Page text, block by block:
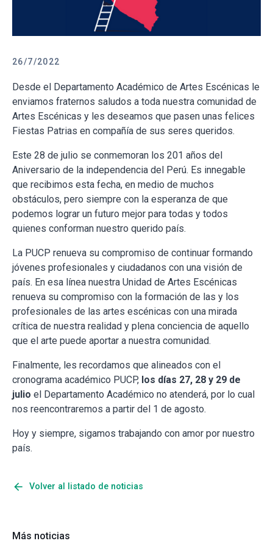
26/7/2022
Desde el Departamento Académico de Artes Escénicas le
enviamos fraternos saludos a toda nuestra comunidad de
Artes Escénicas y les deseamos que pasen unas felices
Fiestas Patrias en compañía de sus seres queridos.
Este 28 de julio se conmemoran los 201 años del
Aniversario de la independencia del Perú. Es innegable
que recibimos esta fecha, en medio de muchos
obstáculos, pero siempre con la esperanza de que
podemos lograr un futuro mejor para todas y todos
quienes conforman nuestro querido país.
La PUCP renueva su compromiso de continuar formando
jóvenes profesionales y ciudadanos con una visión de
país. En esa línea nuestra Unidad de Artes Escénicas
renueva su compromiso con la formación de las y los
profesionales de las artes escénicas con una mirada
crítica de nuestra realidad y plena conciencia de aquello
que el arte puede aportar a nuestra comunidad.
Finalmente, les recordamos que alineados con el
cronograma académico PUCP, los días 27, 28 y 29 de
julio el Departamento Académico no atenderá, por lo cual
nos reencontraremos a partir del 1 de agosto.
Hoy y siempre, sigamos trabajando con amor por nuestro
país.
arrow_back Volver al listado de noticias
Más noticias